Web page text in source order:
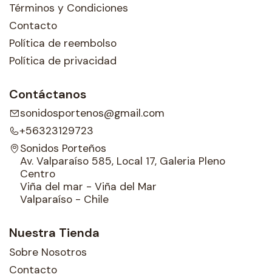
Términos y Condiciones
Contacto
Política de reembolso
Política de privacidad
Contáctanos
sonidosportenos@gmail.com
+56323129723
Sonidos Porteños
Av. Valparaíso 585, Local 17, Galeria Pleno
Centro
Viña del mar - Viña del Mar
Valparaíso - Chile
Nuestra Tienda
Sobre Nosotros
Contacto